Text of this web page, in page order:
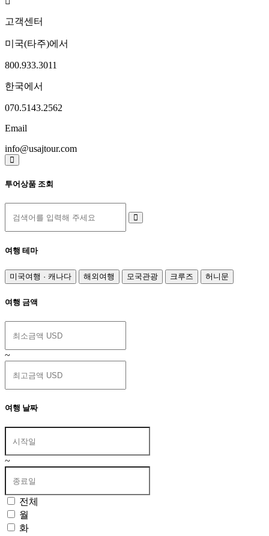
고객센터
미국(타주)에서
800.933.3011
한국에서
070.5143.2562
Email
info@usajtour.com
투어상품 조회
여행 테마
미국여행 · 캐나다 해외여행 모국관광 크루즈 허니문
여행 금액
~
여행 날짜
~
전체
월
화